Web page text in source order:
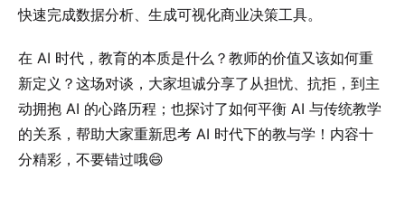
快速完成数据分析、生成可视化商业决策工具。
在 AI 时代，教育的本质是什么？教师的价值又该如何重
新定义？这场对谈，大家坦诚分享了从担忧、抗拒，到主
动拥抱 AI 的心路历程；也探讨了如何平衡 AI 与传统教学
的关系，帮助大家重新思考 AI 时代下的教与学！内容十
分精彩，不要错过哦😄